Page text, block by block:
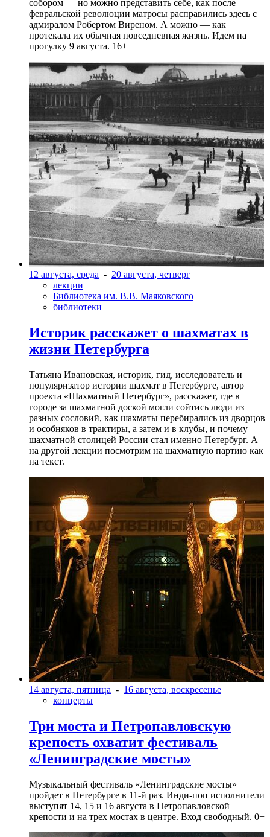
собором — но можно представить себе, как после
февральской революции матросы расправились здесь с
адмиралом Робертом Виреном. А можно — как
протекала их обычная повседневная жизнь. Идем на
прогулку 9 августа. 16+
12 августа, среда - 20 августа, четверг
лекции
Библиотека им. В.В. Маяковского
библиотеки
Историк расскажет о шахматах в
жизни Петербурга
Татьяна Ивановская, историк, гид, исследователь и
популяризатор истории шахмат в Петербурге, автор
проекта «Шахматный Петербург», расскажет, где в
городе за шахматной доской могли сойтись люди из
разных сословий, как шахматы перебирались из дворцов
и особняков в трактиры, а затем и в клубы, и почему
шахматной столицей России стал именно Петербург. А
на другой лекции посмотрим на шахматную партию как
на текст.
14 августа, пятница - 16 августа, воскресенье
концерты
Три моста и Петропавловскую
крепость охватит фестиваль
«Ленинградские мосты»
Музыкальный фестиваль «Ленинградские мосты»
пройдет в Петербурге в 11-й раз. Инди-поп исполнители
выступят 14, 15 и 16 августа в Петропавловской
крепости и на трех мостах в центре. Вход свободный. 0+